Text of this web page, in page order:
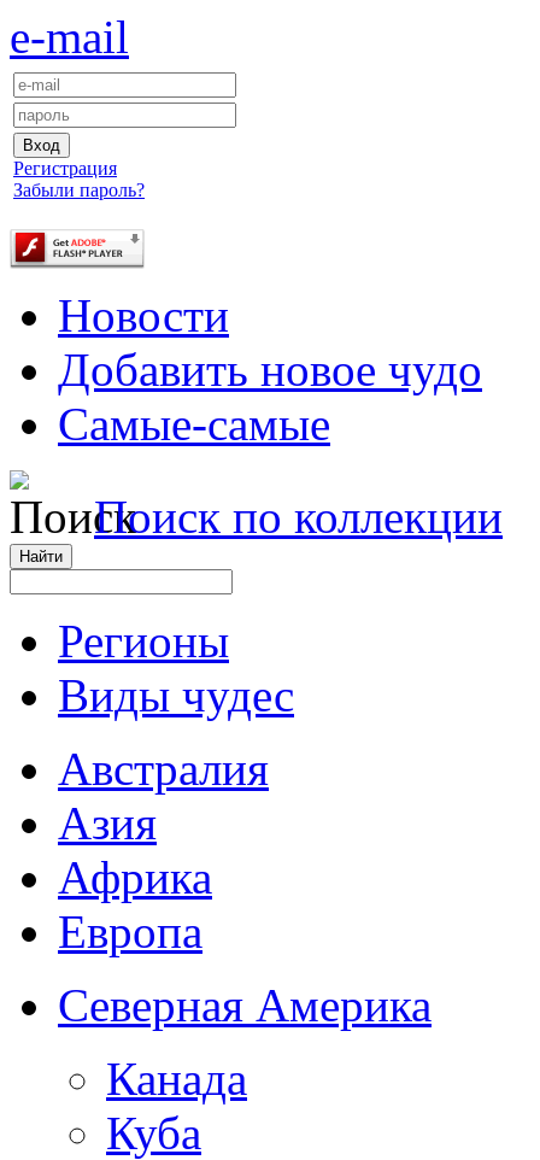
e-mail
Регистрация
Забыли пароль?
Новости
Добавить новое чудо
Самые-самые
Поиск по коллекции
Регионы
Виды чудес
Австралия
Азия
Африка
Европа
Северная Америка
Канада
Куба